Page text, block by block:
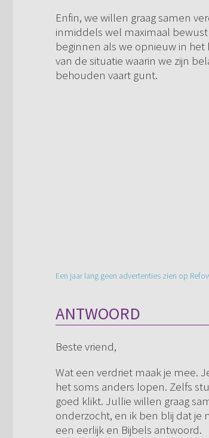
Enfin, we willen graag samen
inmiddels wel maximaal
beginnen als we opnieuw in
van de situatie waarin we zijn
behouden vaart gunt.
Een jaar lang geen advertenties zien op
ANTWOORD
Beste vriend,
Wat een verdriet maak je mee.
het soms anders lopen. Zelfs
goed klikt. Jullie willen graag
onderzocht, en ik ben blij dat je
een eerlijk en Bijbels antwoord.